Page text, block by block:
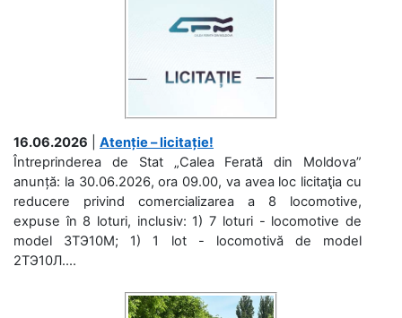
16.06.2026
Atenție – licitație!
Întreprinderea de Stat „Calea Ferată din Moldova”
anunță: la 30.06.2026, ora 09.00, va avea loc licitaţia cu
reducere privind comercializarea a 8 locomotive,
expuse în 8 loturi, inclusiv: 1) 7 loturi - locomotive de
model 3ТЭ10М; 1) 1 lot - locomotivă de model
2ТЭ10Л....